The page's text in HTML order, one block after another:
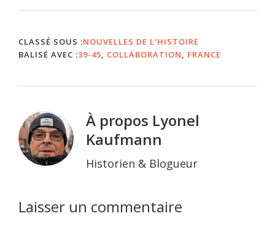
une cartographie,
réalisée avec Google
CLASSÉ SOUS :NOUVELLES DE L'HISTOIRE
BALISÉ AVEC :39-45 COLLABORATION FRANCE
À propos Lyonel
Kaufmann
Historien & Blogueur
Interactions
Laisser un commentaire